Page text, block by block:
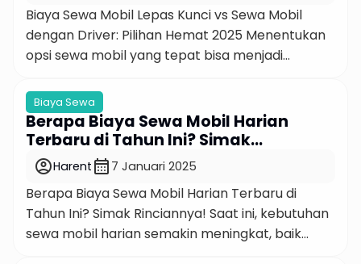
Biaya Sewa Mobil Lepas Kunci vs Sewa Mobil
dengan Driver: Pilihan Hemat 2025 Menentukan
opsi sewa mobil yang tepat bisa menjadi
pilihan utama: sewa mobil lepas kunci atau
dengan driver. Setiap opsi memiliki kelebihan
dan kekurangannya, tergantung pada
kebutuhan dan anggaran Anda. Tetapi, mana
yang lebih hemat? Sering kali, keputusan […]
Biaya Sewa
Berapa Biaya Sewa Mobil Harian
Terbaru di Tahun Ini? Simak
Rinciannya!
account_circleHarent calendar_month 7 Januari 2025
Berapa Biaya Sewa Mobil Harian Terbaru di
Tahun Ini? Simak Rinciannya! Saat ini, kebutuhan
sewa mobil harian semakin meningkat, baik